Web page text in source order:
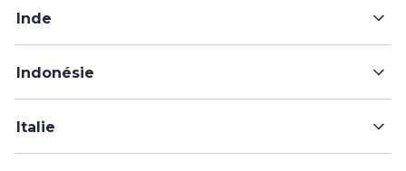
Inde
Indonésie
Italie